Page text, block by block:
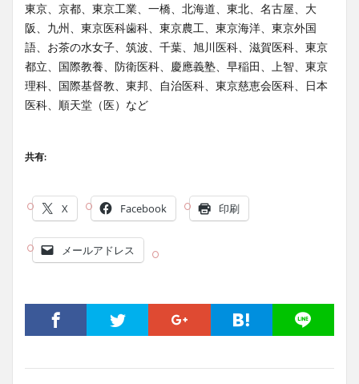
東京、京都、東京工業、一橋、北海道、東北、名古屋、大
阪、九州、東京医科歯科、東京農工、東京海洋、東京外国
語、お茶の水女子、筑波、千葉、旭川医科、滋賀医科、東京
都立、国際教養、防衛医科、慶應義塾、早稲田、上智、東京
理科、国際基督教、東邦、自治医科、東京慈恵会医科、日本
医科、順天堂（医）など
共有:
X Facebook 印刷
メールアドレス